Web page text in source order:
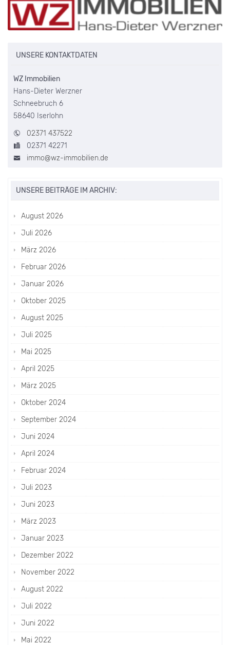
UNSERE KONTAKTDATEN
WZ Immobilien
Hans-Dieter Werzner
Schneebruch 6
58640 Iserlohn
02371 437522
02371 42271
immo@wz-immobilien.de
UNSERE BEITRÄGE IM ARCHIV:
August 2026
Juli 2026
März 2026
Februar 2026
Januar 2026
Oktober 2025
August 2025
Juli 2025
Mai 2025
April 2025
März 2025
Oktober 2024
September 2024
Juni 2024
April 2024
Februar 2024
Juli 2023
Juni 2023
März 2023
Januar 2023
Dezember 2022
November 2022
August 2022
Juli 2022
Juni 2022
Mai 2022